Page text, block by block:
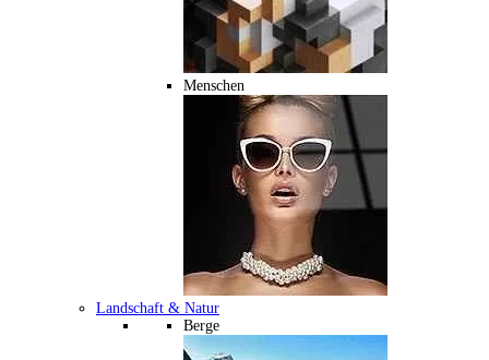
Menschen
Landschaft & Natur
Berge